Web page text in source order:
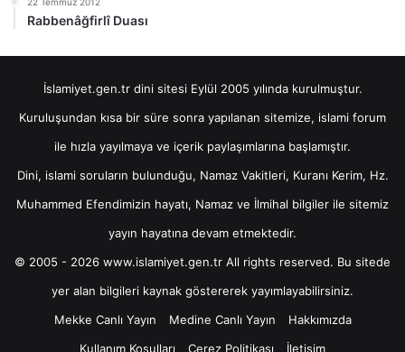
Rabbenâğfirlî Duası
İslamiyet.gen.tr dini sitesi Eylül 2005 yılında kurulmuştur.
Kuruluşundan kısa bir süre sonra yapılanan sitemize, islami forum
ile hızla yayılmaya ve içerik paylaşımlarına başlamıştır.
Dini, islami soruların bulunduğu, Namaz Vakitleri, Kuranı Kerim, Hz.
Muhammed Efendimizin hayatı, Namaz ve İlmihal bilgiler ile sitemiz
yayın hayatına devam etmektedir.
© 2005 - 2026 www.islamiyet.gen.tr All rights reserved. Bu sitede
yer alan bilgileri kaynak göstererek yayımlayabilirsiniz.
Mekke Canlı Yayın
Medine Canlı Yayın
Hakkımızda
Kullanım Koşulları
Çerez Politikası İletişim